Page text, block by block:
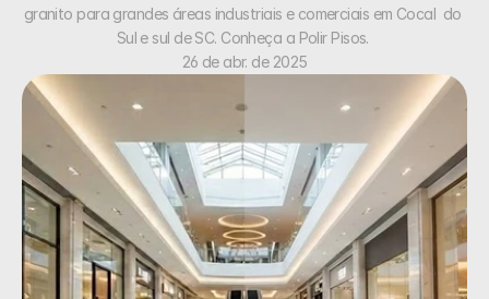
granito para grandes áreas industriais e comerciais em Cocal  do
Sul e sul de SC. Conheça a Polir Pisos.
26 de abr. de 2025